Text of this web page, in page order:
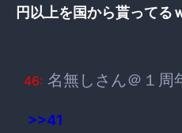
円以上を国から貰ってる
46: 名無しさん＠１周
>>41